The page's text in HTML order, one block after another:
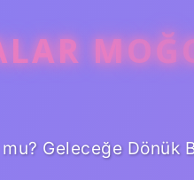
Geleceğe Dönük